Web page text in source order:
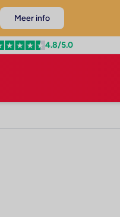
Meer info
4.8/5.0